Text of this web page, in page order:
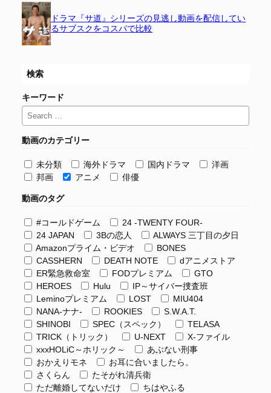
ドラマ『サ道』シリーズの見逃し動画を配信してい
るサブスクをコスパで比較
検索
キーワード
動画のカテゴリー
未分類 海外ドラマ 国内ドラマ
洋画
邦画
アニメ 俳優
動画のタグ
#コールドゲーム
24 -TWENTY FOUR-
24 JAPAN
3Bの恋人
ALWAYS 三丁目の夕日
Amazonプライム・ビデオ
BONES
CASSHERN
DEATH NOTE
dアニメストア
ER緊急救命室
FODプレミアム
GTO
HEROES
Hulu
IP～サイバー捜査班
Leminoプレミアム
LOST
MIU404
NANA-ナナ-
ROOKIES
S.W.A.T.
SHINOBI
SPEC（スペック）
TELASA
TRICK（トリック）
U-NEXT
X-ファイル
xxxHOLiC～ホリック～
あぶない刑事
おかえりモネ
お耳に合いましたら。
さくらん
たそがれ清兵衛
ただ離婚してないだけ
ちはやふる